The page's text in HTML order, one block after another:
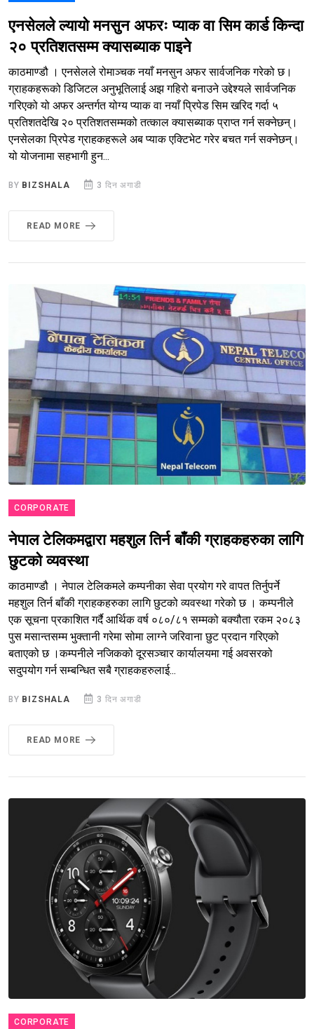
एनसेलले ल्यायो मनसुन अफरः प्याक वा सिम कार्ड किन्दा
२० प्रतिशतसम्म क्यासब्याक पाइने
काठमाण्डौ । एनसेलले रोमाञ्चक नयाँ मनसुन अफर सार्वजनिक गरेको छ।
ग्राहकहरूको डिजिटल अनुभूतिलाई अझ गहिरो बनाउने उद्देश्यले सार्वजनिक
गरिएको यो अफर अन्तर्गत योग्य प्याक वा नयाँ प्रिपेड सिम खरिद गर्दा ५
प्रतिशतदेखि २० प्रतिशतसम्मको तत्काल क्यासब्याक प्राप्त गर्न सक्नेछन्।
एनसेलका प्रिपेड ग्राहकहरूले अब प्याक एक्टिभेट गरेर बचत गर्न सक्नेछन्।
यो योजनामा सहभागी हुन...
BY BIZSHALA 3 दिन अगाडी
READ MORE
CORPORATE
नेपाल टेलिकमद्वारा महशुल तिर्न बाँकी ग्राहकहरुका लागि
छुटको व्यवस्था
काठमाण्डौ । नेपाल टेलिकमले कम्पनीका सेवा प्रयोग गरे वापत तिर्नुपर्ने
महशुल तिर्न बाँकी ग्राहकहरुका लागि छुटको व्यवस्था गरेको छ । कम्पनीले
एक सूचना प्रकाशित गर्दै आर्थिक वर्ष ०८०/८१ सम्मको बक्यौता रकम २०८३
पुस मसान्तसम्म भुक्तानी गरेमा सोमा लाग्ने जरिवाना छुट प्रदान गरिएको
बताएको छ ।कम्पनीले नजिकको दूरसञ्चार कार्यालयमा गई अवसरको
सदुपयोग गर्न सम्बन्धित सबै ग्राहकहरुलाई...
BY BIZSHALA 3 दिन अगाडी
READ MORE
CORPORATE